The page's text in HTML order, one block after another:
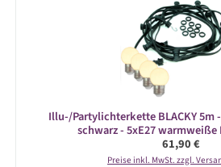
Illu-/Partylichterkette BLACKY
schwarz - 5xE27
Regulärer
61,90 €
Preise inkl. MwSt. zzgl.